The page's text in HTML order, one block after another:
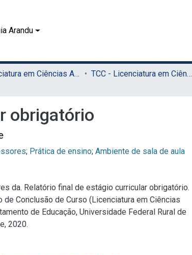
Arandu
Licenciatura em Ciências Agrícolas (Sede)
TCC - Licenciatura em Ciências Agrícolas (Sede)
obrigatório
; Prática de ensino; Ambiente de sala de aula
da. Relatório final de estágio curricular obrigatório.
de Conclusão de Curso (Licenciatura em Ciências
de Educação, Universidade Federal Rural de
2020.